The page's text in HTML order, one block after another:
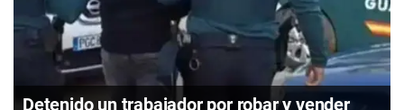
Detenido un trabajador por robar y vender